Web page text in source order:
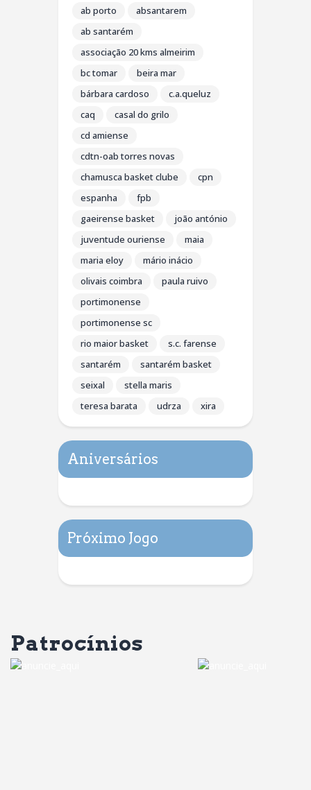
ab porto
absantarem
ab santarém
associação 20 kms almeirim
bc tomar
beira mar
bárbara cardoso
c.a.queluz
caq
casal do grilo
cd amiense
cdtn-oab torres novas
chamusca basket clube
cpn
espanha
fpb
gaeirense basket
joão antónio
juventude ouriense
maia
maria eloy
mário inácio
olivais coimbra
paula ruivo
portimonense
portimonense sc
rio maior basket
s.c. farense
santarém
santarém basket
seixal
stella maris
teresa barata
udrza xira
Aniversários
Próximo Jogo
Patrocínios